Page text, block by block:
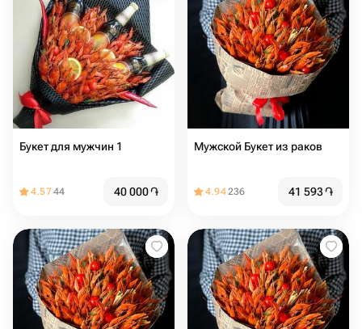
Букет для мужчин 1
4.5744 40 000֏
Мужской Букет из раков
4.94236 41 593֏